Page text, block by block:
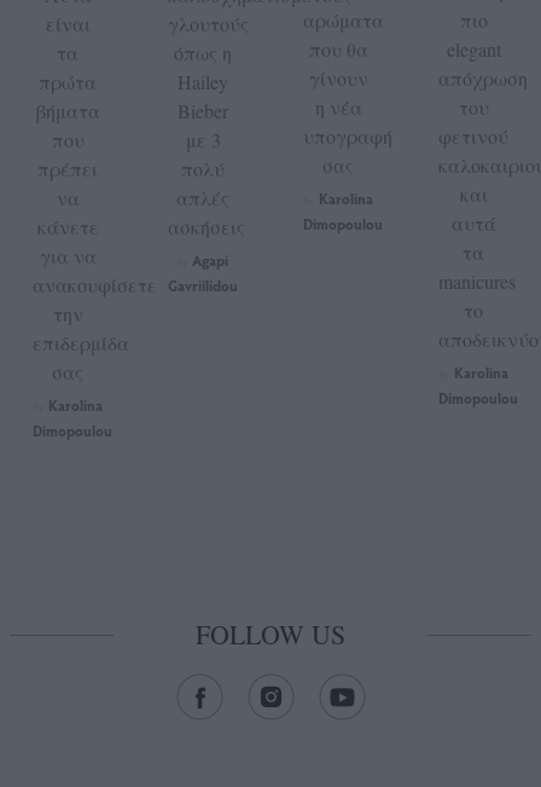
είναι
τα
πρώτα
βήματα
που
πρέπει
να
κάνετε
για να
ανακουφίσετε
την
επιδερμίδα
σας
Karolina
Dimopoulou
γλουτούς
όπως η
Hailey
Bieber
με 3
πολύ
απλές
ασκήσεις
Agapi
Gavriilidou
αρώματα
που θα
γίνουν
η νέα
υπογραφή
σας
Karolina
Dimopoulou
πιο
elegant
απόχρωση
του
φετινού
και
αυτά
τα
manicures
το
Karolina
Dimopoulou
FOLLOW US